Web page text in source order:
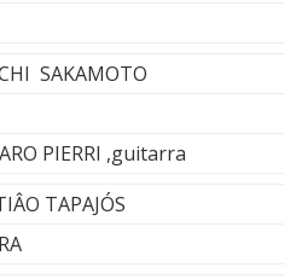
SAKAMOTO
PIERRI ,guitarra
TAPAJÓS